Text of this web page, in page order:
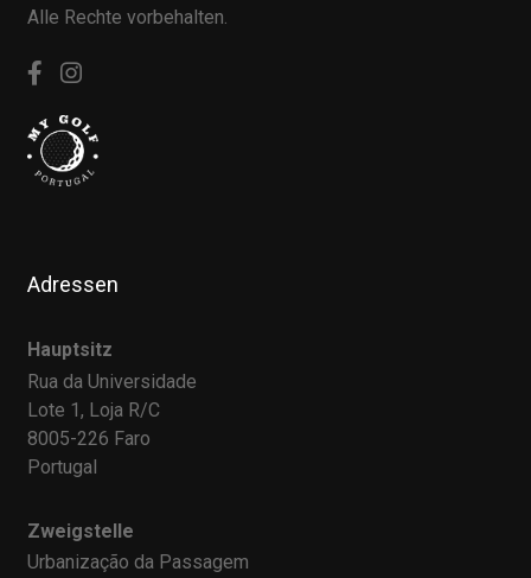
Alle Rechte vorbehalten.
Adressen
Hauptsitz
Rua da Universidade
Lote 1, Loja R/C
8005-226 Faro
Portugal
Zweigstelle
Urbanização da Passagem